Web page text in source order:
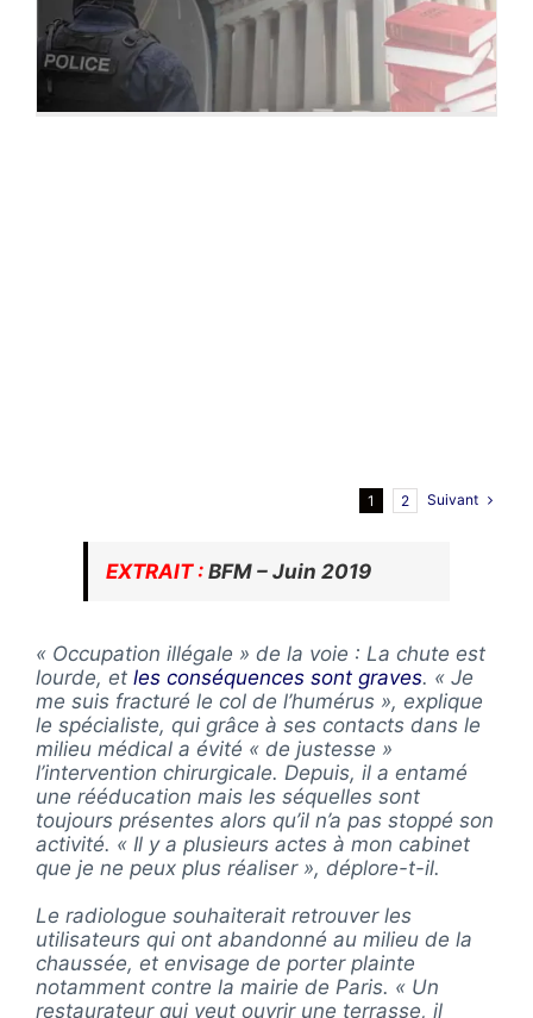
1 2 Suivant
EXTRAIT : BFM – Juin 2019
« Occupation illégale » de la voie : La chute est
lourde, et les conséquences sont graves. « Je
me suis fracturé le col de l’humérus », explique
le spécialiste, qui grâce à ses contacts dans le
milieu médical a évité « de justesse »
l’intervention chirurgicale. Depuis, il a entamé
une rééducation mais les séquelles sont
toujours présentes alors qu’il n’a pas stoppé son
activité. « Il y a plusieurs actes à mon cabinet
que je ne peux plus réaliser », déplore-t-il.
Le radiologue souhaiterait retrouver les
utilisateurs qui ont abandonné au milieu de la
chaussée, et envisage de porter plainte
notamment contre la mairie de Paris. « Un
restaurateur qui veut ouvrir une terrasse, il